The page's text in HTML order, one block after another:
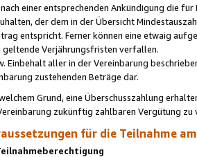
einer entsprechenden Ankündigung die
der dem in der Übersicht
entspricht. Ferner können eine etwaig
Verjährungsfristen verfallen.
Einbehalt aller in der Vereinbarung
zustehenden Beträge dar.
Grund, eine Überschusszahlung
zukünftig zahlbaren Vergütung zu
für die Teilnahme